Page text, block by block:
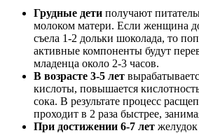
Грудные дети получают
молоком матери. Если женщина
съела 1-2 дольки шоколада, то
активные компоненты будут
младенца около 2-3 часов.
В возрасте 3-5 лет
кислоты, повышается
сока. В результате процесс
проходит в 2 раза быстрее,
При достижении 6-7 лет желудок